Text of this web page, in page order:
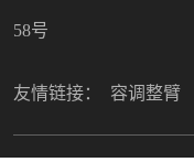
58号
友情链接： 容调整臂